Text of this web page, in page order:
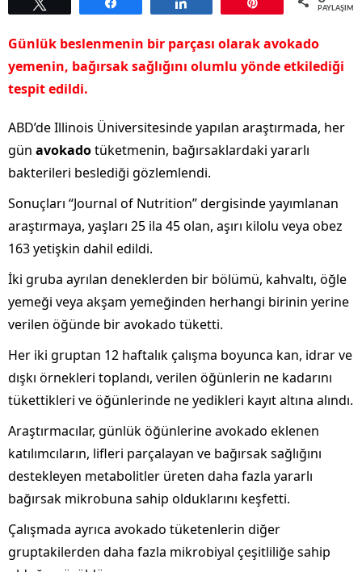
Günlük beslenmenin bir parçası olarak avokado
yemenin, bağırsak sağlığını olumlu yönde etkilediği
tespit edildi.
ABD’de Illinois Üniversitesinde yapılan araştırmada, her
gün avokadotüketmenin, bağırsaklardaki yararlı
bakterileri beslediği gözlemlendi.
Sonuçları “Journal of Nutrition” dergisinde yayımlanan
araştırmaya, yaşları 25 ila 45 olan, aşırı kilolu veya obez
163 yetişkin dahil edildi.
İki gruba ayrılan deneklerden bir bölümü, kahvaltı, öğle
yemeği veya akşam yemeğinden herhangi birinin yerine
verilen öğünde bir avokado tüketti.
Her iki gruptan 12 haftalık çalışma boyunca kan, idrar ve
dışkı örnekleri toplandı, verilen öğünlerin ne kadarını
tükettikleri ve öğünlerinde ne yedikleri kayıt altına alındı.
Araştırmacılar, günlük öğünlerine avokado eklenen
katılımcıların, lifleri parçalayan ve bağırsak sağlığını
destekleyen metabolitler üreten daha fazla yararlı
bağırsak mikrobuna sahip olduklarını keşfetti.
Çalışmada ayrıca avokado tüketenlerin diğer
gruptakilerden daha fazla mikrobiyal çeşitliliğe sahip